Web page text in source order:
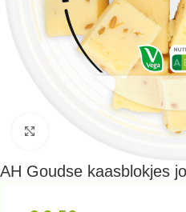
Klik om te vergroten
AH Goudse kaasblokjes